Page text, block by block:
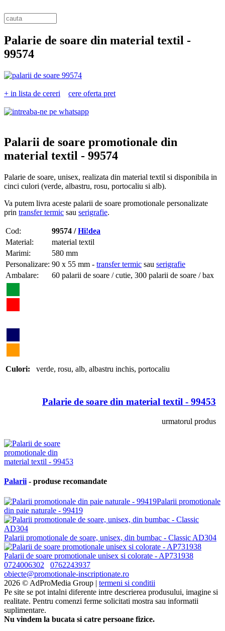
Palarie de soare din material textil -
99574
+ in lista de cereri cere oferta pret
Palarii de soare promotionale din
material textil - 99574
Palarie de soare, unisex, realizata din material textil si disponibila in
cinci culori (verde, albastru, rosu, portocaliu si alb).
Va putem livra aceste palarii de soare promotionale personalizate
prin transfer termic sau serigrafie.
Cod: 99574 /Hi!dea
Material:
material textil
Marimi:
580 mm
Personalizare: 90 x 55 mm - transfer termic sau serigrafie
Ambalare:
60 palarii de soare / cutie, 300 palarii de soare / bax
Culori: verde, rosu, alb, albastru inchis, portocaliu
Palarie de soare din material textil - 99453
urmatorul produs
Palarii - produse recomandate
Palarii promotionale
din paie naturale - 99419
Palarii promotionale de soare, unisex, din bumbac - Classic AD304
Palarii de soare promotionale unisex si colorate - AP731938
0724006302
0762243937
obiecte@promotionale-inscriptionate.ro
2026 © AdProMedia Group | termeni si conditii
Pe site se pot intalni diferente intre descrierea produsului, imagine si
realitate. Pentru comenzi ferme solicitati mostra sau informatii
suplimentare.
Nu vindem la bucata si catre persoane fizice.